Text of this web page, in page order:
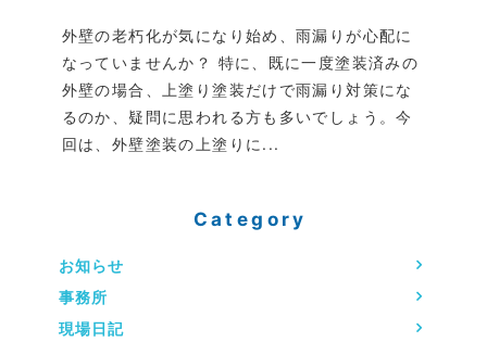
外壁の老朽化が気になり始め、雨漏りが心配に
なっていませんか？ 特に、既に一度塗装済みの
外壁の場合、上塗り塗装だけで雨漏り対策にな
るのか、疑問に思われる方も多いでしょう。今
回は、外壁塗装の上塗りに...
Category
お知らせ
事務所
現場日記